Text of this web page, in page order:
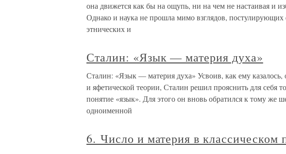
она движется как бы на ощупь, ни на чем не настаивая и
Однако и наука не прошла мимо взглядов, постулирующих
этнических и
Сталин: «Язык — материя духа»
Сталин: «Язык — материя духа» Усвоив, как ему
и яфетической теории, Сталин решил прояснить для себя
понятие «язык». Для этого он вновь обратился к тому же
одноименной
6. Число и материя в классическом